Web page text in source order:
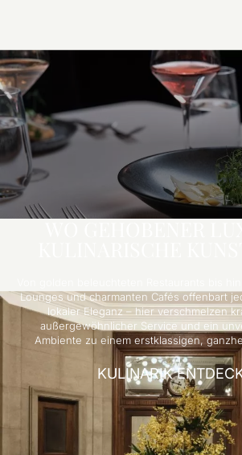
Lounges und charmanten Cafés offenbart
lokaler Eleganz – hier verschmelzen
außergewöhnlicher Service und ein
Ambiente zu einem erstklassigen,
KULINARIK